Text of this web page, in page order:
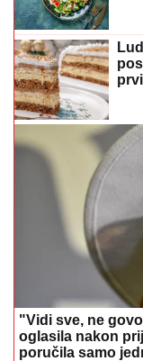
"Vidi sve, ne
oglasila nakon
poručila samo